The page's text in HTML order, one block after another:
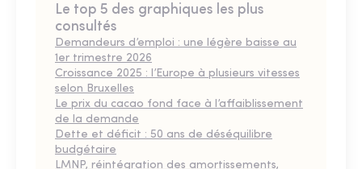
Le top 5 des graphiques les plus
consultés
Demandeurs d’emploi : une légère baisse au
1er trimestre 2026
Croissance 2025 : l’Europe à plusieurs vitesses
selon Bruxelles
Le prix du cacao fond face à l’affaiblissement
de la demande
Dette et déficit : 50 ans de déséquilibre
budgétaire
LMNP, réintégration des amortissements,